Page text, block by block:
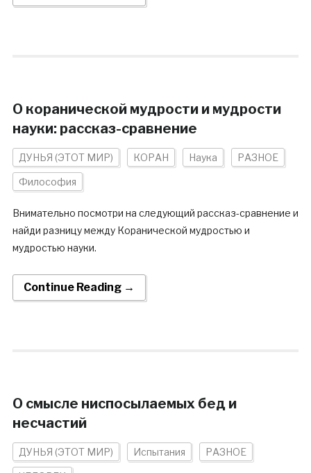
О коранической мудрости и мудрости
науки: рассказ-сравнение
ДУНЬЯ (ЭТОТ МИР) КОРАН Наука РАЗНОЕ
Философия
Внимательно посмотри на следующий рассказ-сравнение и
найди разницу между Коранической мудростью и
мудростью науки.
Continue Reading →
О смысле ниспосылаемых бед и
несчастий
ДУНЬЯ (ЭТОТ МИР) Испытания РАЗНОЕ